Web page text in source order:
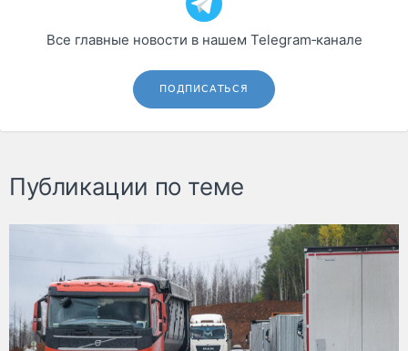
Все главные новости в нашем Telegram‑канале
ПОДПИСАТЬСЯ
Публикации по теме